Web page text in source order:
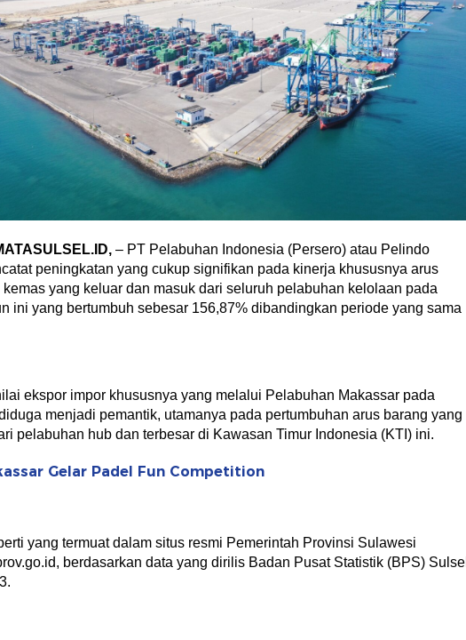
– PT Pelabuhan Indonesia (Persero) atau Pelindo
peningkatan yang cukup signifikan pada kinerja khususnya arus
kemas yang keluar dan masuk dari seluruh pelabuhan kelolaan pada
ini yang bertumbuh sebesar 156,87% dibandingkan periode yang sama
ekspor impor khususnya yang melalui Pelabuhan Makassar pada
menjadi pemantik, utamanya pada pertumbuhan arus barang yang
pelabuhan hub dan terbesar di Kawasan Timur Indonesia (KTI) ini.
Gelar Padel Fun Competition
yang termuat dalam situs resmi Pemerintah Provinsi Sulawesi
berdasarkan data yang dirilis Badan Pusat Statistik (BPS) Sulsel